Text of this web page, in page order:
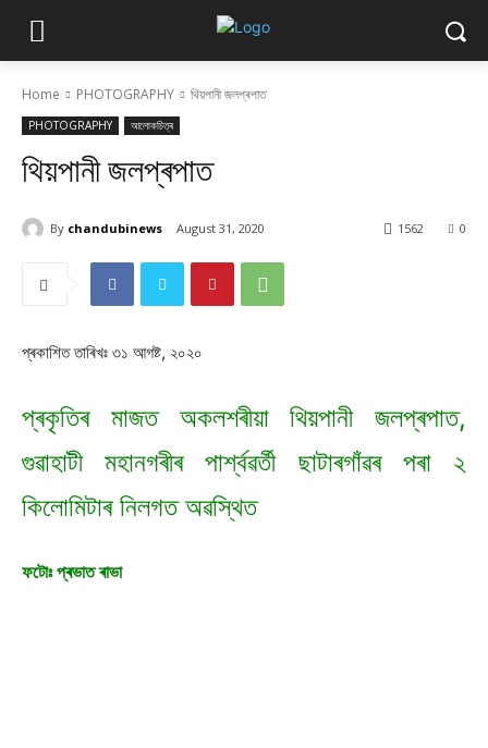
Home PHOTOGRAPHY থিয়পানী জলপ্ৰপাত
PHOTOGRAPHY আলোকচিত্ৰ
থিয়পানী জলপ্ৰপাত
By chandubinews August 31, 2020 0
1562
প্ৰকাশিত তাৰিখঃ ৩১ আগষ্ট, ২০২০
প্ৰকৃতিৰ মাজত অকলশৰীয়া থিয়পানী জলপ্ৰপাত,
গুৱাহাটী মহানগৰীৰ পাৰ্শ্বৱৰ্তী ছাটাৰগাঁৱৰ পৰা ২
কিলোমিটাৰ নিলগত অৱস্থিত
ফটোঃ প্ৰভাত ৰাভা